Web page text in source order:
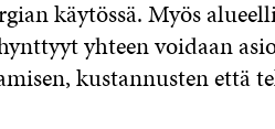
käytössä. Myös
yhteen voidaan
kustannusten että